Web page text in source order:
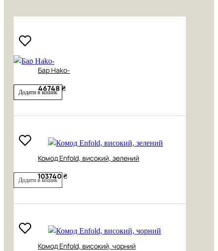
Бар Hako-
46748 ₴
Додати в кошик
Комод Enfold, високий, зелений
103740 ₴
Додати в кошик
Комод Enfold, високий, чорний